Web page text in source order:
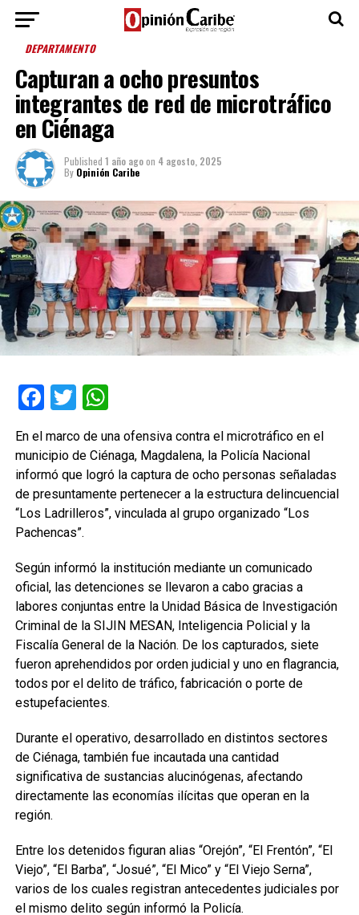
DEPARTAMENTO
Capturan a ocho presuntos
integrantes de red de microtráfico
en Ciénaga
Published 1 año agoon 4 agosto, 2025
By Opinión Caribe
Facebook
TwitterWhatsApp
En el marco de una ofensiva contra el microtráfico en el
municipio de Ciénaga, Magdalena, la Policía Nacional
informó que logró la captura de ocho personas señaladas
de presuntamente pertenecer a la estructura delincuencial
“Los Ladrilleros”, vinculada al grupo organizado “Los
Pachencas”.
Según informó la institución mediante un comunicado
oficial, las detenciones se llevaron a cabo gracias a
labores conjuntas entre la Unidad Básica de Investigación
Criminal de la SIJIN MESAN, Inteligencia Policial y la
Fiscalía General de la Nación. De los capturados, siete
fueron aprehendidos por orden judicial y uno en flagrancia,
todos por el delito de tráfico, fabricación o porte de
estupefacientes.
Durante el operativo, desarrollado en distintos sectores
de Ciénaga, también fue incautada una cantidad
significativa de sustancias alucinógenas, afectando
directamente las economías ilícitas que operan en la
región.
Entre los detenidos figuran alias “Orejón”, “El Frentón”, “El
Viejo”, “El Barba”, “Josué”, “El Mico” y “El Viejo Serna”,
varios de los cuales registran antecedentes judiciales por
el mismo delito según informó la Policía.